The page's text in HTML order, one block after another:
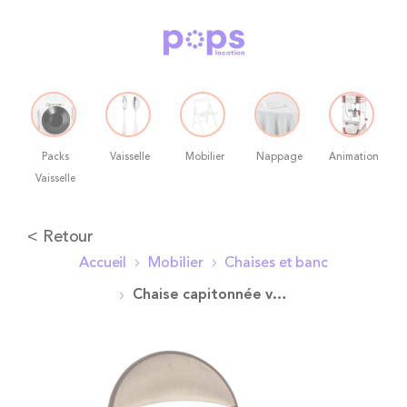
Packs
Vaisselle
Vaisselle Mobilier Nappage Animation
Allez
< Retour
Accueil Mobilier Chaises et banc
Chaise capitonnée velours taupe